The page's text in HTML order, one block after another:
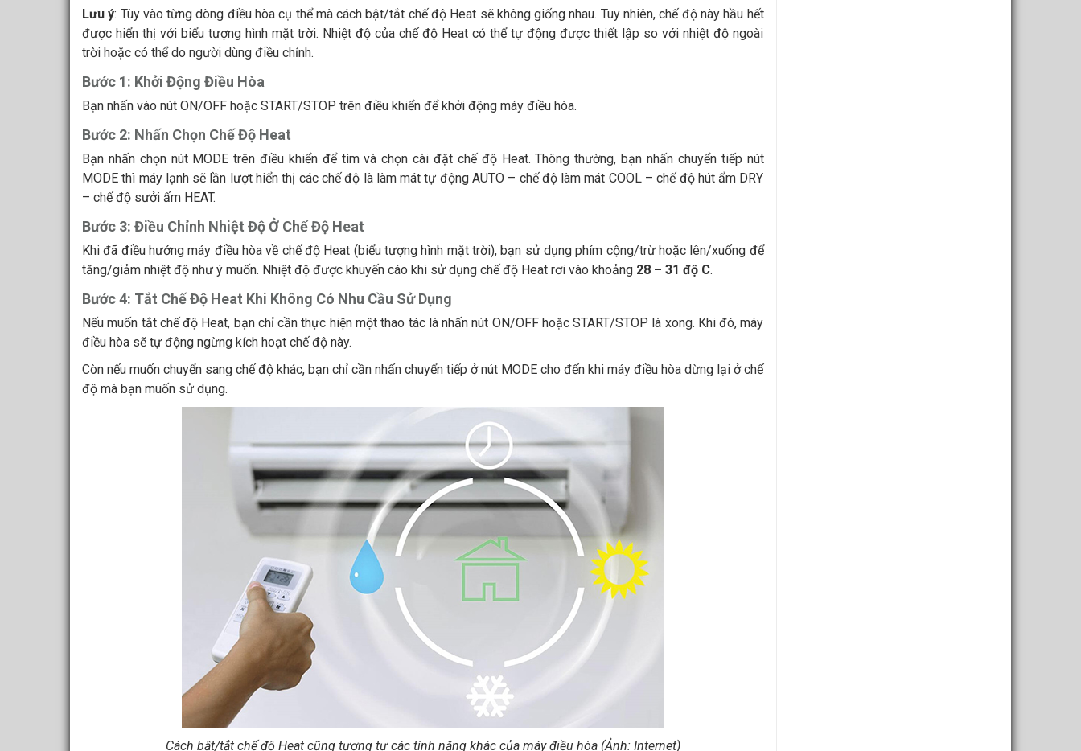
Lưu ý: Tùy vào từng dòng điều hòa cụ thể mà cách bật/tắt chế độ Heat sẽ không giống nhau. Tuy nhiên, chế độ này hầu hết
được hiển thị với biểu tượng hình mặt trời. Nhiệt độ của chế độ Heat có thể tự động được thiết lập so với nhiệt độ ngoài
trời hoặc có thể do người dùng điều chỉnh.
Bước 1: Khởi Động Điều Hòa
Bạn nhấn vào nút ON/OFF hoặc START/STOP trên điều khiển để khởi động máy điều hòa.
Bước 2: Nhấn Chọn Chế Độ Heat
Bạn nhấn chọn nút MODE trên điều khiển để tìm và chọn cài đặt chế độ Heat. Thông thường, bạn nhấn chuyển tiếp nút
MODE thì máy lạnh sẽ lần lượt hiển thị các chế độ là làm mát tự động AUTO – chế độ làm mát COOL – chế độ hút ẩm DRY
– chế độ sưởi ấm HEAT.
Bước 3: Điều Chỉnh Nhiệt Độ Ở Chế Độ Heat
Khi đã điều hướng máy điều hòa về chế độ Heat (biểu tượng hình mặt trời), bạn sử dụng phím cộng/trừ hoặc lên/xuống để
tăng/giảm nhiệt độ như ý muốn. Nhiệt độ được khuyến cáo khi sử dụng chế độ Heat rơi vào khoảng 28 – 31 độ C.
Bước 4: Tắt Chế Độ Heat Khi Không Có Nhu Cầu Sử Dụng
Nếu muốn tắt chế độ Heat, bạn chỉ cần thực hiện một thao tác là nhấn nút ON/OFF hoặc START/STOP là xong. Khi đó, máy
điều hòa sẽ tự động ngừng kích hoạt chế độ này.
Còn nếu muốn chuyển sang chế độ khác, bạn chỉ cần nhấn chuyển tiếp ở nút MODE cho đến khi máy điều hòa dừng lại ở chế
độ mà bạn muốn sử dụng.
Cách bật/tắt chế độ Heat cũng tương tự các tính năng khác của máy điều hòa (Ảnh: Internet)